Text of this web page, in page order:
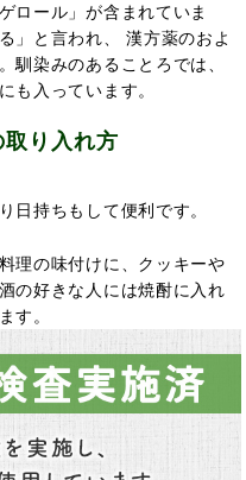
ロール」が含まれていま
」と言われ、 漢方薬のおよ
馴染みのあることろでは、
も入っています。
り入れ方
日持ちもして便利です。
理の味付けに、クッキーや
の好きな人には焼酎に入れ
す。